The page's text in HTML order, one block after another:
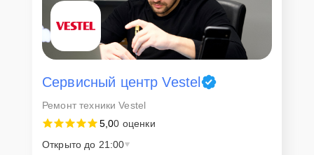
Сервисный центр Vestel
Ремонт техники Vestel
5,00 оценки
Открыто до 21:00